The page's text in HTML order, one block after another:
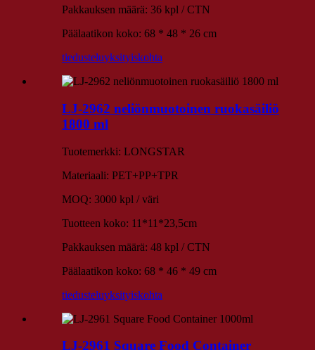
Pakkauksen määrä: 36 kpl / CTN
Päälaatikon koko: 68 * 48 * 26 cm
tiedusteluyksityiskohta
LJ-2962 neliönmuotoinen ruokasäiliö
1800 ml
Tuotemerkki: LONGSTAR
Materiaali: PET+PP+TPR
MOQ: 3000 kpl / väri
Tuotteen koko: 11*11*23,5cm
Pakkauksen määrä: 48 kpl / CTN
Päälaatikon koko: 68 * 46 * 49 cm
tiedusteluyksityiskohta
LJ-2961 Square Food Container